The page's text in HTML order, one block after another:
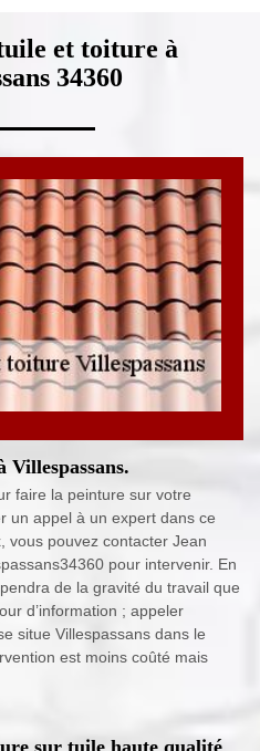
et toiture à
34360
faire la peinture sur votre
un appel à un expert dans ce
vous pouvez contacter Jean
pour intervenir. En
de la gravité du travail que
d’information ; appeler
situe Villespassans dans le
est moins coûté mais